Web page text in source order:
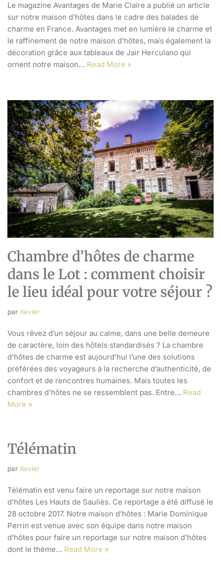
Le magazine Avantages de Marie Claire a publié un article
sur notre maison d’hôtes dans le cadre des balades de
charme en France. Avantages met en lumière le charme et
le raffinement de notre maison d’hôtes, mais également la
décoration grâce aux tableaux de Jair Herculano qui
ornent notre maison… Read More »
Chambre d’hôtes de charme
dans le Lot : comment choisir
le lieu idéal pour votre séjour ?
par Xavier
Vous rêvez d’un séjour au calme, dans une belle demeure
de caractère, loin des hôtels standardisés ? La chambre
d’hôtes de charme est aujourd’hui l’une des solutions
préférées des voyageurs à la recherche d’authenticité, de
confort et de rencontres humaines. Mais toutes les
chambres d’hôtes ne se ressemblent pas. Entre… Read
More »
Télématin
par Xavier
Télématin est venu faire un reportage sur notre maison
d’hôtes Les Hauts de Sauliès. Ce reportage a été diffusé le
28 octobre 2017. Notre maison d’hôtes : Marie Dominique
Perrin est venue avec son équipe dans notre maison
d’hôtes pour faire un reportage sur notre maison d’hôtes
dont le thème… Read More »